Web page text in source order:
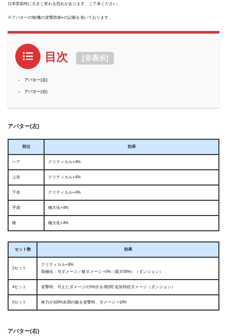
日本実装時に大きく変わる恐れがあります、ご了承ください。
※アバターの物/魔の攻撃防御+の記載を省いております。
目次 [非表示]
アバター(左)
アバター(右)
アバター(左)
部位 効果
ヘア クリティカル+4%
上衣 クリティカル+4%
下衣 クリティカル+4%
手袋 極大化+4%
靴 極大化+4%
セット数 効果
2セット
クリティカル+8%
両極化：与ダメージ／被ダメージ +5%（最大55%）（ダンジョン）
4セット 攻撃時、与えたダメージの5%分を3秒間 追加持続ダメージ（ダンジョン）
5セット 体力が100%未満の敵を攻撃時、ダメージ +10%
アバター(右)